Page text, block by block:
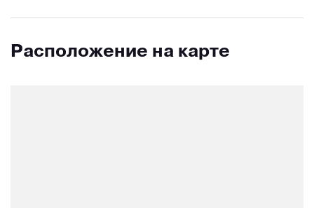
Расположение на карте